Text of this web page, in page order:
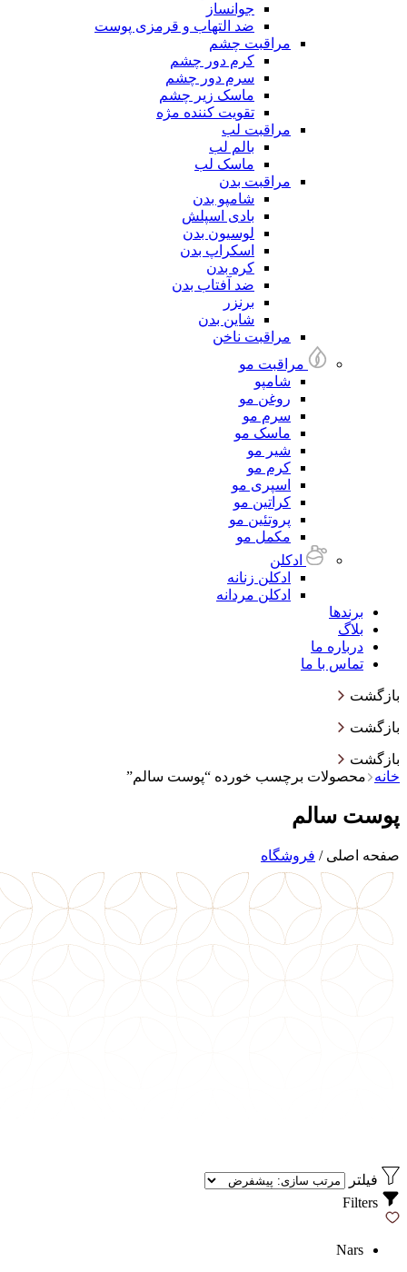
جوانساز
ضد التهاب و قرمزی پوست
مراقبت چشم
کرم دور چشم
سرم دور چشم
ماسک زیر چشم
تقویت کننده مژه
مراقبت لب
بالم لب
ماسک لب
مراقبت بدن
شامپو بدن
بادی اسپلش
لوسیون بدن
اسکراپ بدن
کره بدن
ضد آفتاب بدن
برنزر
شاین بدن
مراقبت ناخن
مراقبت مو
شامپو
روغن مو
سرم مو
ماسک مو
شیر مو
کرم مو
اسپری مو
کراتین مو
پروتئین مو
مکمل مو
ادکلن
ادکلن زنانه
ادکلن مردانه
برندها
بلاگ
درباره ما
تماس با ما
بازگشت
بازگشت
بازگشت
خانه
محصولات برچسب خورده “پوست سالم”
پوست سالم
صفحه اصلی / فروشگاه
فیلتر
Nars